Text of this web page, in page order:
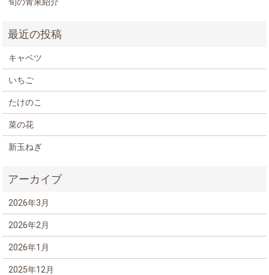
キャベツ
いちご
たけのこ
菜の花
新玉ねぎ
2026年3月
2026年2月
2026年1月
2025年12月